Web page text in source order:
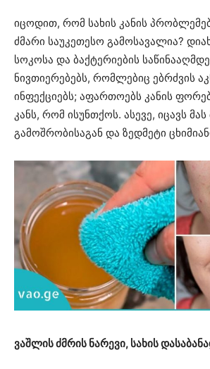
იცოდით, რომ სახის კანის
ძმარი საუკეთესო გამოსავალია?
სოკოსა და ბაქტერიების
ნივთიერებებს, რომლებიც ებრძვის
ინფექციებს; აფართოებს კანის
კანს, რომ ისუნთქოს. ასევე, იცავს მას
გამოშრობისაგან და ზედმეტი
ვაშლის ძმრის ნარევი, სახის